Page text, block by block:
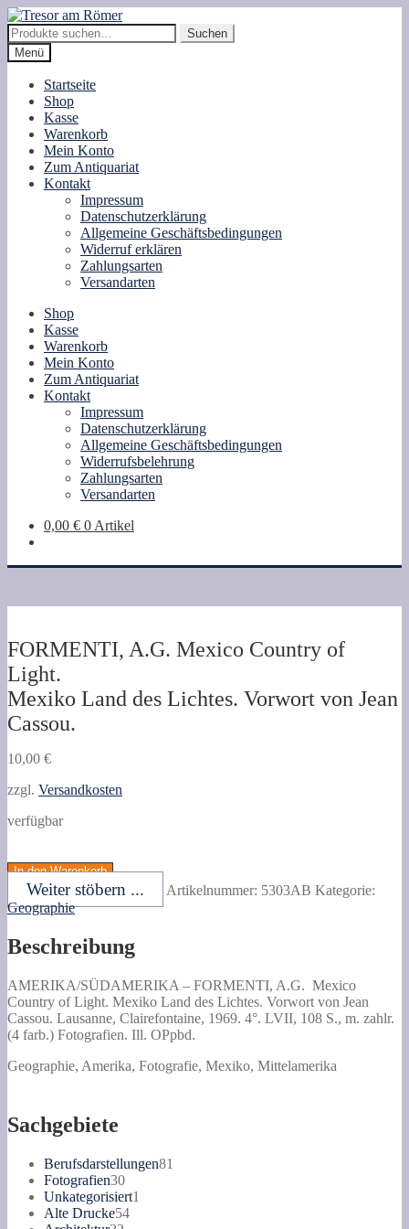
Zur
Navigation
springen
Zum
Inhalt
springen
Suche
nach:
Suchen
Menü
Startseite
Shop
Kasse
Warenkorb
Mein Konto
Zum Antiquariat
Kontakt
Impressum
Datenschutzerklärung
Allgemeine Geschäftsbedingungen
Widerruf erklären
Zahlungsarten
Versandarten
Shop
Kasse
Warenkorb
Mein Konto
Zum Antiquariat
Kontakt
Impressum
Datenschutzerklärung
Allgemeine Geschäftsbedingungen
Widerrufsbelehrung
Zahlungsarten
Versandarten
0,00 € 0 Artikel
FORMENTI, A.G. Mexico Country of
Light.
Mexiko Land des Lichtes. Vorwort von Jean
Cassou.
10,00 €
zzgl. Versandkosten
verfügbar
A.G.
Mexico
Country
of
Mexiko
des
Lichtes.
Vorwort
von
Cassou.
In den Warenkorb
Weiter stöbern ... Artikelnummer: 5303AB Kategorie:
Geographie
Beschreibung
AMERIKA/SÜDAMERIKA – FORMENTI, A.G. Mexico
Country of Light. Mexiko Land des Lichtes. Vorwort von Jean
Cassou. Lausanne, Clairefontaine, 1969. 4°. LVII, 108 S., m. zahlr.
(4 farb.) Fotografien. Ill. OPpbd.
Geographie, Amerika, Fotografie, Mexiko, Mittelamerika
Sachgebiete
Berufsdarstellungen81
Fotografien3030
Produkte
Unkategorisiert1
Alte Drucke5454